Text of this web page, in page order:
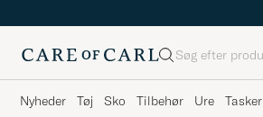
Søg
Nyheder Tøj Sko Tilbehør Ure Tasker